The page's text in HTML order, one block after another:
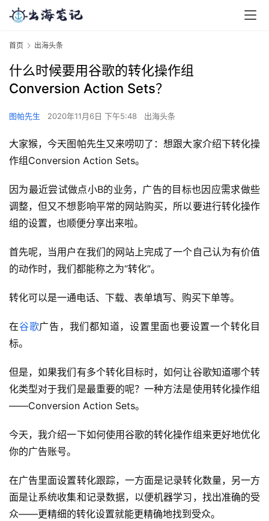
首页 出海头条
什么时候要用谷歌的转化操作组
Conversion Action Sets？
图帕先生 2020年11月6日 下午5:48 出海头条
大家猴，今天图帕先生又来唠叨了：想跟大家介绍下转化操
作组Conversion Action Sets。
因为最近尝试做点小B的业务，广告的目标也因应需求做些
调整，但又不想影响平常的网站购买，所以要进行转化操作
组的设置，也顺便分享出来啦。
首先呢，当用户在我们的网站上完成了一个自己认为有价值
的动作时，我们都能称之为“转化”。
转化可以是一通电话、下载、表单填写、购买下单等。
在谷歌广告，我们都知道，设置里面也要设置一个转化目
标。
但是，如果我们有多个转化目标时，如何让谷歌知道哪个转
化类型对于我们是最重要的呢？一种方法是使用转化操作组
——Conversion Action Sets。
今天，我介绍一下如何使用谷歌的转化操作组来更好地优化
你的广告账号。
在广告里面设置转化跟踪，一方面是记录转化数量，另一方
面是让系统收集和记录数据，以便机器学习，找出准确的受
众——更精细的转化设置就能更精确地找到受众。